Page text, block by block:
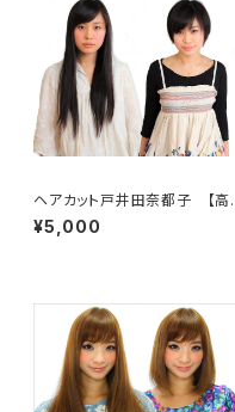
ヘアカット戸井田奈都子 【高
質 1080p】
¥5,000